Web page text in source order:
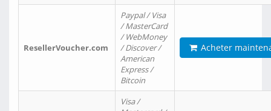
ResellerVoucher.com
Paypal / Visa
/ MasterCard
/ WebMoney
/ Discover /
American
Express /
Bitcoin
Acheter
Visa /